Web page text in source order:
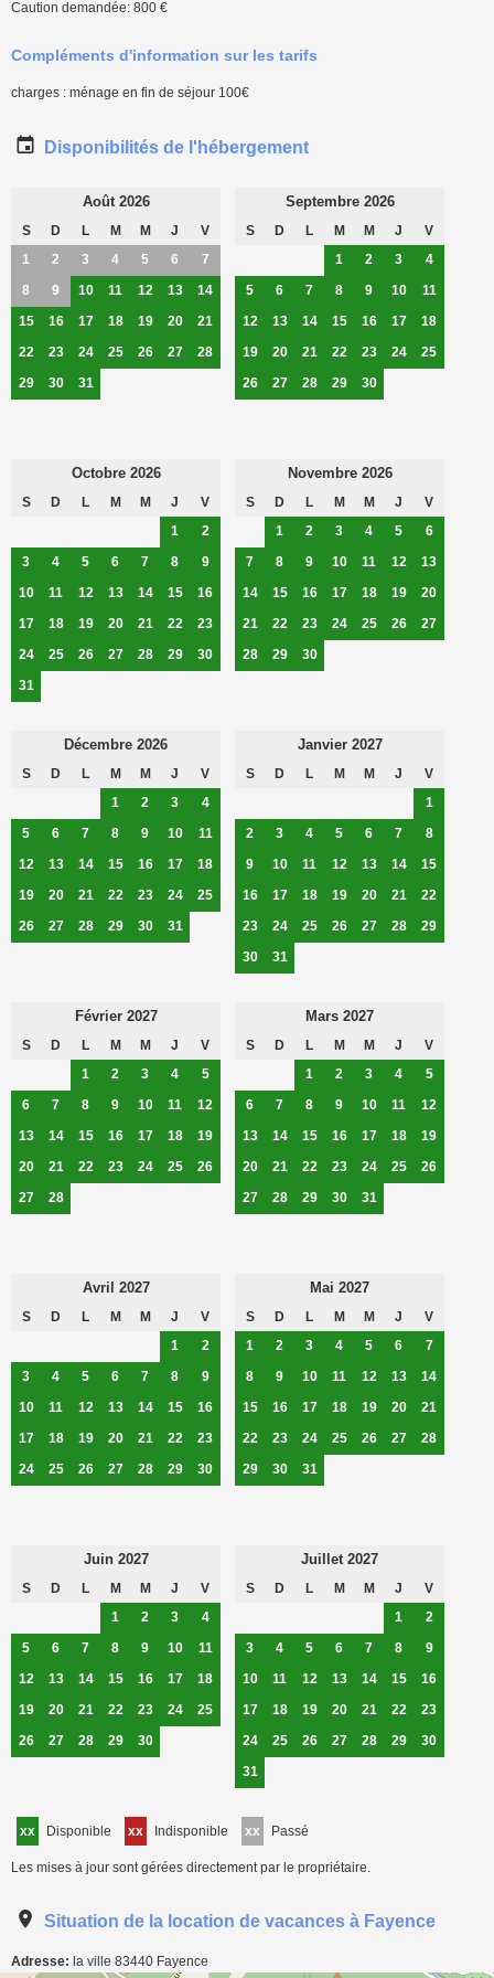
Caution demandée: 800 €
Compléments d'information sur les tarifs
charges : ménage en fin de séjour 100€
Disponibilités de l'hébergement
Août 2026
S D L M M J
V
1
2 3 4 5 6
7
8
9 10 11 12 13
14
15
16 17 18 19 20
21
22
23 24 25 26 27
28
29
30 31
Septembre 2026
S D L M M J
V
1
2 3
4
5
6 7 8 9 10
11
12
13 14 15 16 17
18
19
20 21 22 23 24
25
26
27 28 29 30
Octobre 2026
S D L M M J
V
1
2
3
4 5 6 7 8
9
10
11 12 13 14 15
16
17
18 19 20 21 22
23
24
25 26 27 28 29
30
31
Novembre 2026
S D L M M J
V
1
2 3 4 5
6
7
8 9 10 11 12
13
14
15 16 17 18 19
20
21
22 23 24 25 26
27
28
29 30
Décembre 2026
S D L M M J
V
1
2 3
4
5
6 7 8 9 10
11
12
13 14 15 16 17
18
19
20 21 22 23 24
25
26
27 28 29 30 31
Janvier 2027
S D L M M J
V
1
2
3 4 5 6 7
8
9
10 11 12 13 14
15
16
17 18 19 20 21
22
23
24 25 26 27 28
29
30
31
Février 2027
S D L M M J
V
1
2 3 4
5
6
7 8 9 10 11
12
13
14 15 16 17 18
19
20
21 22 23 24 25
26
27
28
Mars 2027
S D L M M J
V
1
2 3 4
5
6
7 8 9 10 11
12
13
14 15 16 17 18
19
20
21 22 23 24 25
26
27
28 29 30 31
Avril 2027
S D L M M J
V
1
2
3
4 5 6 7 8
9
10
11 12 13 14 15
16
17
18 19 20 21 22
23
24
25 26 27 28 29 30
Mai 2027
S D L M M J
V
1
2 3 4 5 6
7
8
9 10 11 12 13
14
15
16 17 18 19 20
21
22
23 24 25 26 27
28
29
30 31
Juin 2027
S D L M M J
V
1
2 3
4
5
6 7 8 9 10
11
12
13 14 15 16 17
18
19
20 21 22 23 24
25
26
27 28 29 30
Juillet 2027
S D L M M J
V
1
2
3
4 5 6 7 8
9
10
11 12 13 14 15
16
17
18 19 20 21 22
23
24
25 26 27 28 29
30
31
xx Disponible xx Indisponible xx Passé
Les mises à jour sont gérées directement par le propriétaire.
Situation de la location de vacances à Fayence
Adresse: la ville 83440 Fayence